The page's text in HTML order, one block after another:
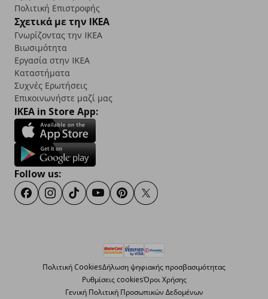
Πολιτική Επιστροφής
Σχετικά με την IKEA
Γνωρίζοντας την IKEA
Βιωσιμότητα
Εργασία στην IKEA
Καταστήματα
Συχνές Ερωτήσεις
Επικοινωνήστε μαζί μας
IKEA in Store App:
Follow us:
FacebookInstagram
TikTokYoutubePinterestTwitter
Πολιτική CookiesΔήλωση ψηφιακής προσβασιμότητας
Ρυθμίσεις cookiesΌροι Χρήσης
Γενική Πολιτική Προσωπικών Δεδομένων